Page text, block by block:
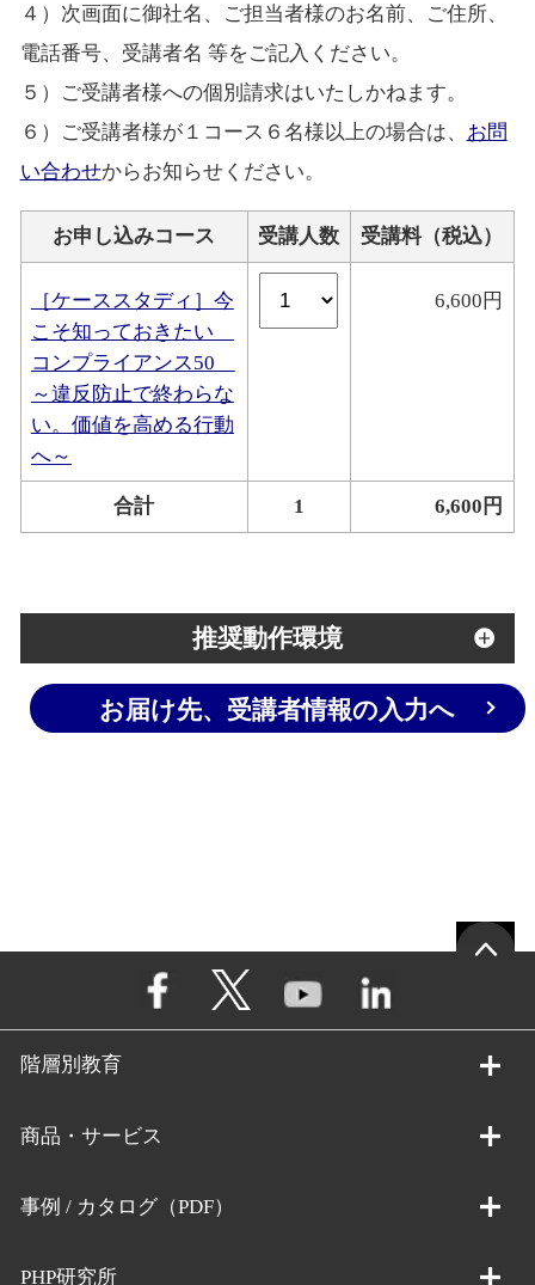
４）次画面に御社名、ご担当者様のお名前、ご住所、
電話番号、受講者名 等をご記入ください。
５）ご受講者様への個別請求はいたしかねます。
６）ご受講者様が１コース６名様以上の場合は、 お問
い合わせからお知らせください。
お申し込みコース 受講人数 受講料（税込）
［ケーススタディ］今
こそ知っておきたい
コンプライアンス50
～違反防止で終わらな
い。価値を高める行動
へ～
6,600円
合計 1 6,600円
推奨動作環境
お届け先、受講者情報の入力へ
階層別教育
商品・サービス
事例 / カタログ（PDF）
PHP研究所